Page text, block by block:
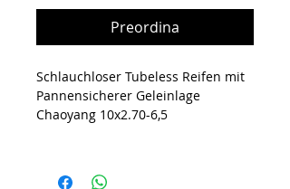
Preordina
Schlauchloser Tubeless Reifen mit
Pannensicherer Geleinlage
Chaoyang 10x2.70-6,5